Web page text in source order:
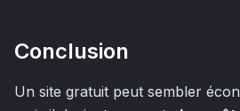
Conclusion
Un site gratuit peut sembler